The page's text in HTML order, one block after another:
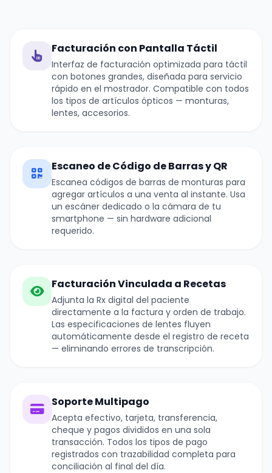
Facturación con Pantalla Táctil
Interfaz de facturación optimizada para táctil
con botones grandes, diseñada para servicio
rápido en el mostrador. Compatible con todos
los tipos de artículos ópticos — monturas,
lentes, accesorios.
Escaneo de Código de Barras y QR
Escanea códigos de barras de monturas para
agregar artículos a una venta al instante. Usa
un escáner dedicado o la cámara de tu
smartphone — sin hardware adicional
requerido.
Facturación Vinculada a Recetas
Adjunta la Rx digital del paciente
directamente a la factura y orden de trabajo.
Las especificaciones de lentes fluyen
automáticamente desde el registro de receta
— eliminando errores de transcripción.
Soporte Multipago
Acepta efectivo, tarjeta, transferencia,
cheque y pagos divididos en una sola
transacción. Todos los tipos de pago
registrados con trazabilidad completa para
conciliación al final del día.